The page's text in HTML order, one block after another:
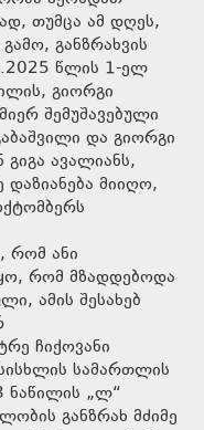
თუმცა ამ დღეს,
განზრახვის
წლის 1-ელ
გიორგი
შემუშავებული
და გიორგი
ავალიანს,
მიიღო,
რომ ანი
რომ მზადდებოდა
ამის შესახებ
ჩიქოვანი
სამართლის
ნაწილის „ლ“
განზრახ მძიმე